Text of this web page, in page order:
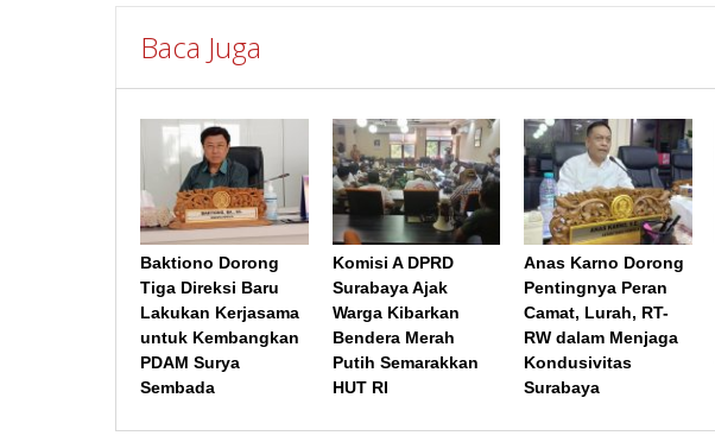
Baca Juga
Baktiono Dorong
Tiga Direksi Baru
Lakukan Kerjasama
untuk Kembangkan
PDAM Surya
Sembada
Komisi A DPRD
Surabaya Ajak
Warga Kibarkan
Bendera Merah
Putih Semarakkan
HUT RI
Anas Karno Dorong
Pentingnya Peran
Camat, Lurah, RT-
RW dalam Menjaga
Kondusivitas
Surabaya